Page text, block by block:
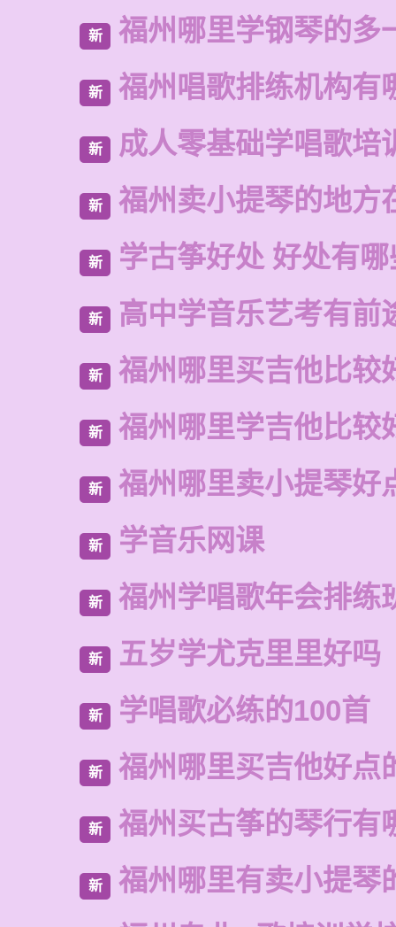
新 福州哪里学钢琴的多
新 福州唱歌排练机构有
新 成人零基础学唱歌培
新 福州卖小提琴的地方
新 学古筝好处 好处有哪
新 高中学音乐艺考有前
新 福州哪里买吉他比较
新 福州哪里学吉他比较
新 福州哪里卖小提琴好
新 学音乐网课
新 福州学唱歌年会排练
新 五岁学尤克里里好吗
新 学唱歌必练的100首
新 福州哪里买吉他好点
新 福州买古筝的琴行有
新
福州哪里有卖小提琴